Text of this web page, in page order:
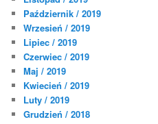
Październik / 2019
Wrzesień / 2019
Lipiec / 2019
Czerwiec / 2019
Maj / 2019
Kwiecień / 2019
Luty / 2019
Grudzień / 2018